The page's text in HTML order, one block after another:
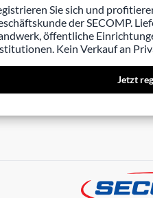
Sie sich und
der SECOMP.
öffentliche
Kein Verkauf an
Jetzt